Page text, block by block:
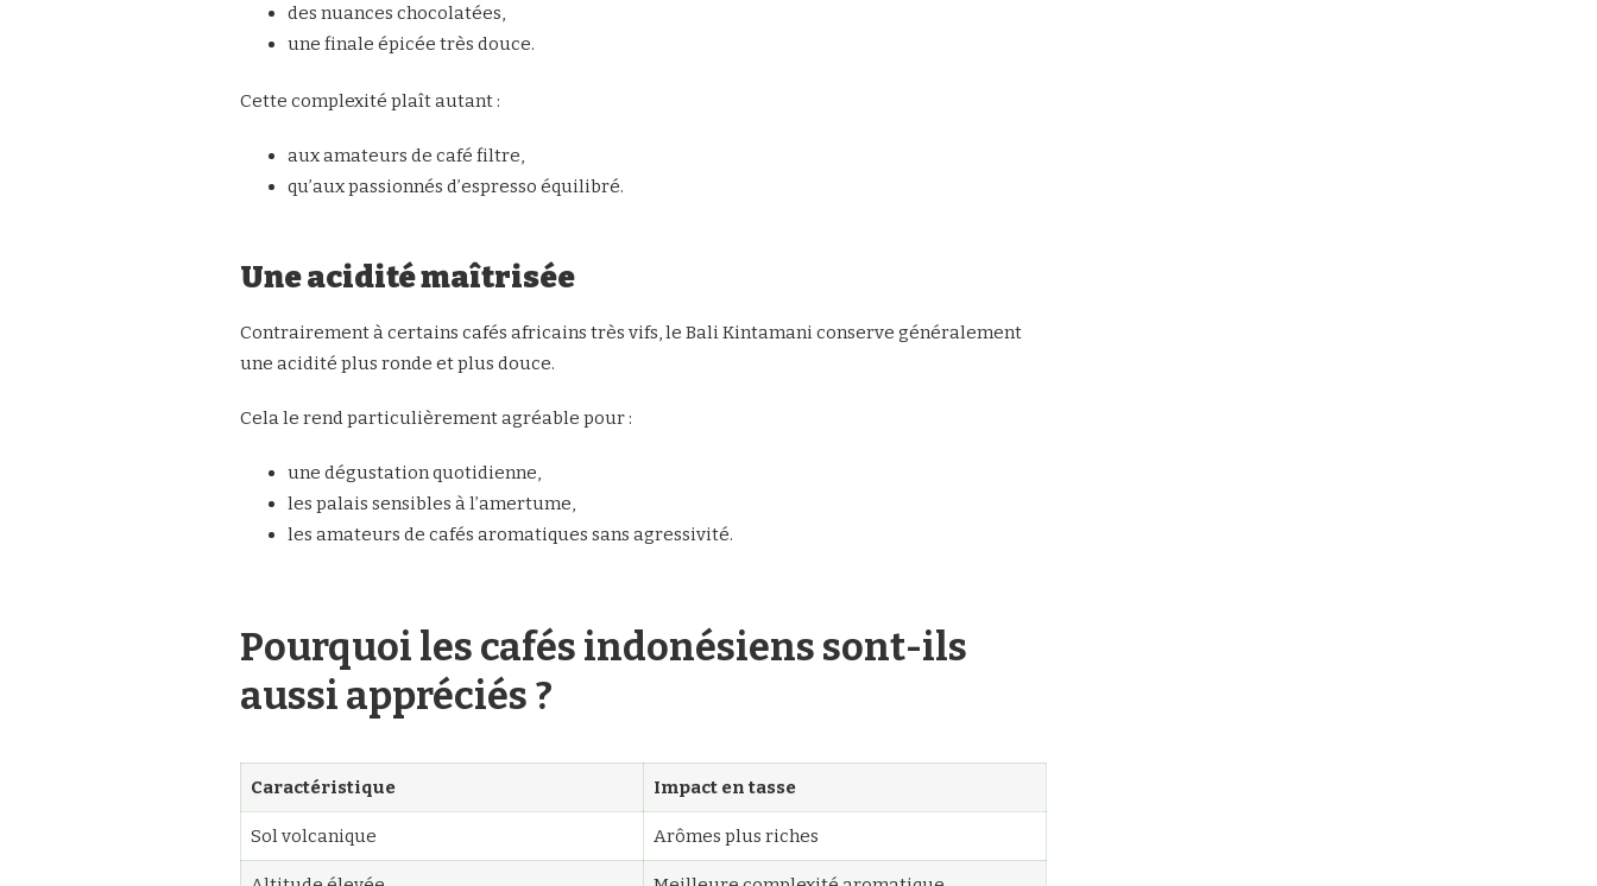
des nuances chocolatées,
une finale épicée très douce.
Cette complexité plaît autant :
aux amateurs de café filtre,
qu’aux passionnés d’espresso équilibré.
Une acidité maîtrisée
Contrairement à certains cafés africains très vifs, le Bali Kintamani conserve généralement
une acidité plus ronde et plus douce.
Cela le rend particulièrement agréable pour :
une dégustation quotidienne,
les palais sensibles à l’amertume,
les amateurs de cafés aromatiques sans agressivité.
Pourquoi les cafés indonésiens sont-ils
aussi appréciés ?
Caractéristique Impact en tasse
Sol volcanique Arômes plus riches